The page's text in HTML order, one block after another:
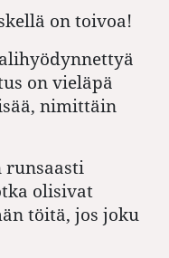
on toivoa!
on vieläpä
nimittäin
runsaasti
olisivat
töitä, jos joku